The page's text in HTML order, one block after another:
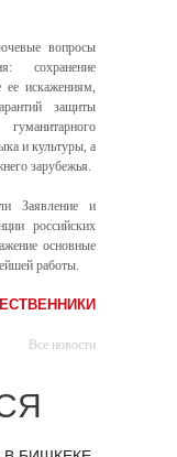
вопросы
сохранение
ее искажениям,
защиты
и культуры, а
зарубежья.
Заявление и
российских
основные
работы.
Все новости